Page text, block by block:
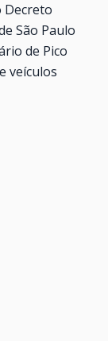
Decreto
São Paulo
de Pico
veículos